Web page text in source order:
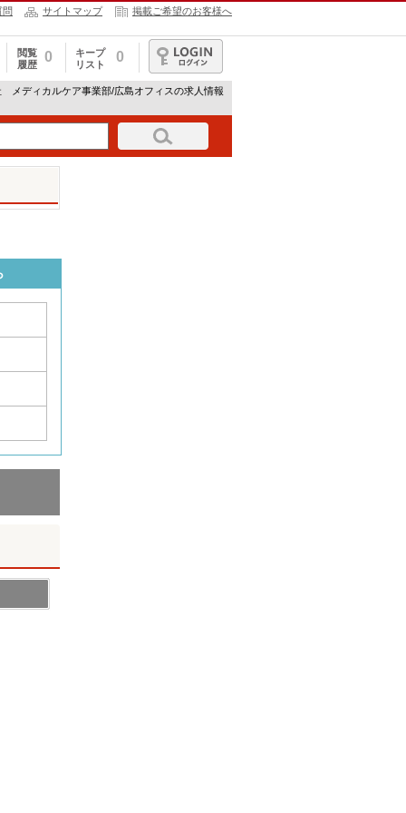
問 サイトマップ 掲載ご希望のお客様へ
閲覧
履歴
0
キープ
リスト
0
ログイン
メディカルケア事業部/広島オフィスの求人情報